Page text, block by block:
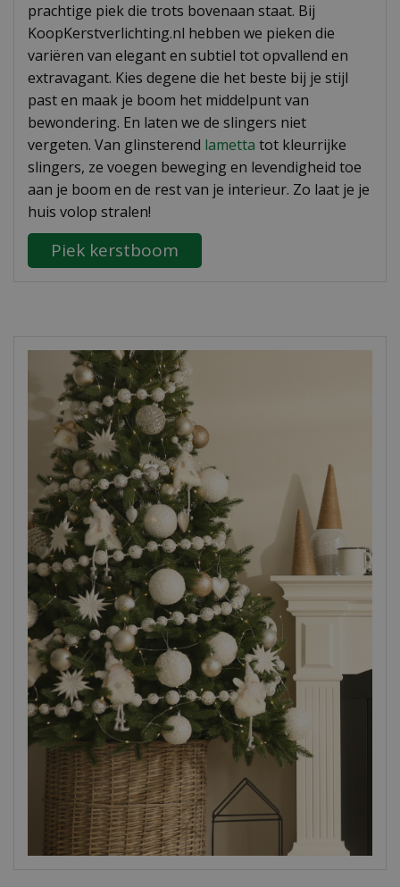
prachtige piek die trots bovenaan staat. Bij
KoopKerstverlichting.nl hebben we pieken die
variëren van elegant en subtiel tot opvallend en
extravagant. Kies degene die het beste bij je stijl
past en maak je boom het middelpunt van
bewondering. En laten we de slingers niet
vergeten. Van glinsterend lametta tot kleurrijke
slingers, ze voegen beweging en levendigheid toe
aan je boom en de rest van je interieur. Zo laat je je
huis volop stralen!
Piek kerstboom